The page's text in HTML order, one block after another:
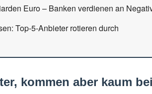
Euro – Banken verdienen an
Top-5-Anbieter rotieren durch
kommen aber kaum